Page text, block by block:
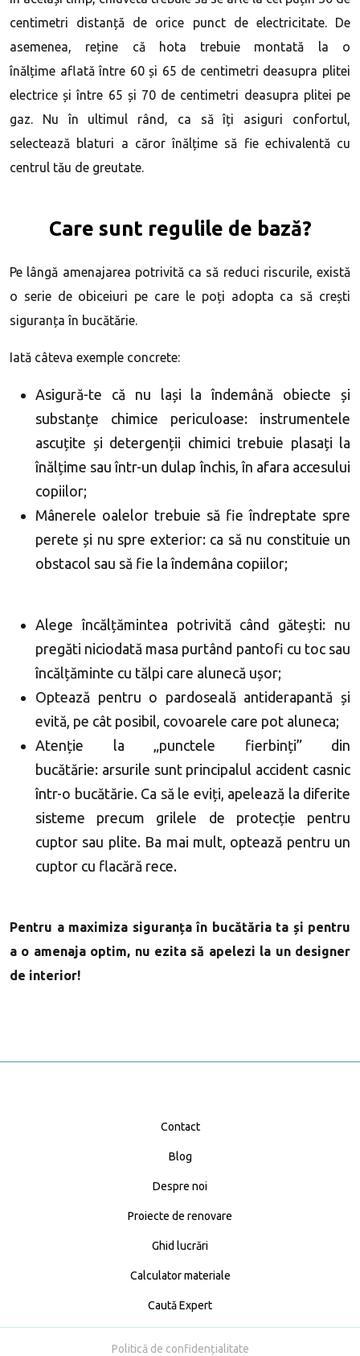
centimetri distanță de orice punct de electricitate. De
asemenea, reține că hota trebuie montată la o
înălțime aflată între 60 și 65 de centimetri deasupra plitei
electrice și între 65 și 70 de centimetri deasupra plitei pe
gaz. Nu în ultimul rând, ca să îți asiguri confortul,
selectează blaturi a căror înălțime să fie echivalentă cu
centrul tău de greutate.
Care sunt regulile de bază?
Pe lângă amenajarea potrivită ca să reduci riscurile, există
o serie de obiceiuri pe care le poți adopta ca să crești
siguranța în bucătărie.
Iată câteva exemple concrete:
Asigură-te că nu lași la îndemână obiecte și
substanțe chimice periculoase: instrumentele
ascuțite și detergenții chimici trebuie plasați la
înălțime sau într-un dulap închis, în afara accesului
copiilor;
Mânerele oalelor trebuie să fie îndreptate spre
perete și nu spre exterior: ca să nu constituie un
obstacol sau să fie la îndemâna copiilor;
Alege încălțămintea potrivită când gătești: nu
pregăti niciodată masa purtând pantofi cu toc sau
încălțăminte cu tălpi care alunecă ușor;
Optează pentru o pardoseală antiderapantă și
evită, pe cât posibil, covoarele care pot aluneca;
Atenție la „punctele fierbinți” din
bucătărie: arsurile sunt principalul accident casnic
într-o bucătărie. Ca să le eviți, apelează la diferite
sisteme precum grilele de protecție pentru
cuptor sau plite. Ba mai mult, optează pentru un
cuptor cu flacără rece.
Pentru a maximiza siguranța în bucătăria ta și pentru
a o amenaja optim, nu ezita să apelezi la un designer
de interior!
Contact
Blog
Despre noi
Proiecte de renovare
Ghid lucrări
Calculator materiale
Caută Expert
Politică de confidențialitate